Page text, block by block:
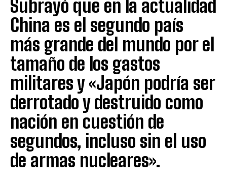
Subrayó que en la actualidad
China es el segundo país
más grande del mundo por el
tamaño de los gastos
militares y «Japón podría ser
derrotado y destruido como
nación en cuestión de
segundos, incluso sin el uso
de armas nucleares».